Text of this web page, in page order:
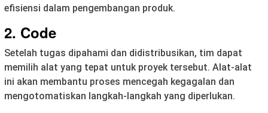
efisiensi dalam pengembangan produk.
2. Code
Setelah tugas dipahami dan didistribusikan, tim dapat
memilih alat yang tepat untuk proyek tersebut. Alat-alat
ini akan membantu proses mencegah kegagalan dan
mengotomatiskan langkah-langkah yang diperlukan.